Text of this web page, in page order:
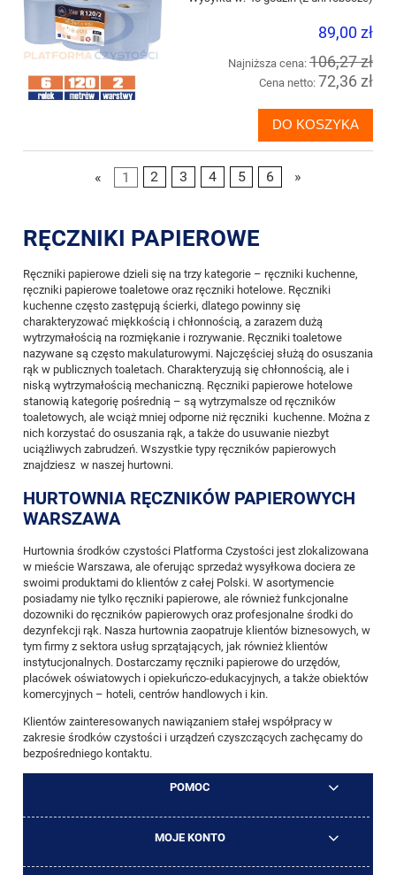
89,00 zł
Najniższa cena: 106,27 zł
Cena netto: 72,36 zł
DO KOSZYKA
« 1 2 3 4 5 6 »
RĘCZNIKI PAPIEROWE
Ręczniki papierowe dzieli się na trzy kategorie – ręczniki kuchenne,
ręczniki papierowe toaletowe oraz ręczniki hotelowe. Ręczniki
kuchenne często zastępują ścierki, dlatego powinny się
charakteryzować miękkością i chłonnością, a zarazem dużą
wytrzymałością na rozmiękanie i rozrywanie. Ręczniki toaletowe
nazywane są często makulaturowymi. Najczęściej służą do osuszania
rąk w publicznych toaletach. Charakteryzują się chłonnością, ale i
niską wytrzymałością mechaniczną. Ręczniki papierowe hotelowe
stanowią kategorię pośrednią – są wytrzymalsze od ręczników
toaletowych, ale wciąż mniej odporne niż ręczniki kuchenne. Można z
nich korzystać do osuszania rąk, a także do usuwanie niezbyt
uciążliwych zabrudzeń. Wszystkie typy ręczników papierowych
znajdziesz w naszej hurtowni.
HURTOWNIA RĘCZNIKÓW PAPIEROWYCH
WARSZAWA
Hurtownia środków czystości Platforma Czystości jest zlokalizowana
w mieście Warszawa, ale oferując sprzedaż wysyłkowa dociera ze
swoimi produktami do klientów z całej Polski. W asortymencie
posiadamy nie tylko ręczniki papierowe, ale również funkcjonalne
dozowniki do ręczników papierowych oraz profesjonalne środki do
dezynfekcji rąk. Nasza hurtownia zaopatruje klientów biznesowych, w
tym firmy z sektora usług sprzątających, jak również klientów
instytucjonalnych. Dostarczamy ręczniki papierowe do urzędów,
placówek oświatowych i opiekuńczo-edukacyjnych, a także obiektów
komercyjnych – hoteli, centrów handlowych i kin.
Klientów zainteresowanych nawiązaniem stałej współpracy w
zakresie środków czystości i urządzeń czyszczących zachęcamy do
bezpośredniego kontaktu.
POMOC
MOJE KONTO